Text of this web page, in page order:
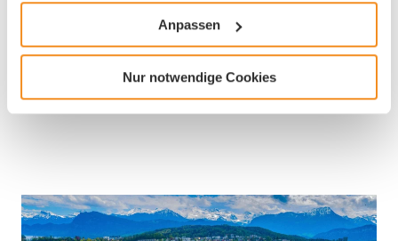
Anpassen
Nur notwendige Cookies
Grenzsteuersätze für den jeweiligen Kanton.